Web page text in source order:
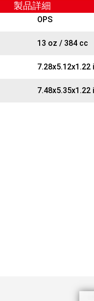
製品詳細
OPS
13 oz / 384 cc
7.28x5.12x1.22
7.48x5.35x1.22